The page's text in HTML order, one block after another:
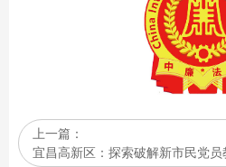
上一篇：
宜昌高新区：探索破解新市民党员